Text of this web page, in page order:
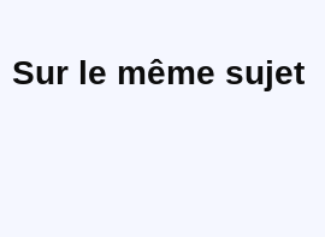
Sur le même sujet